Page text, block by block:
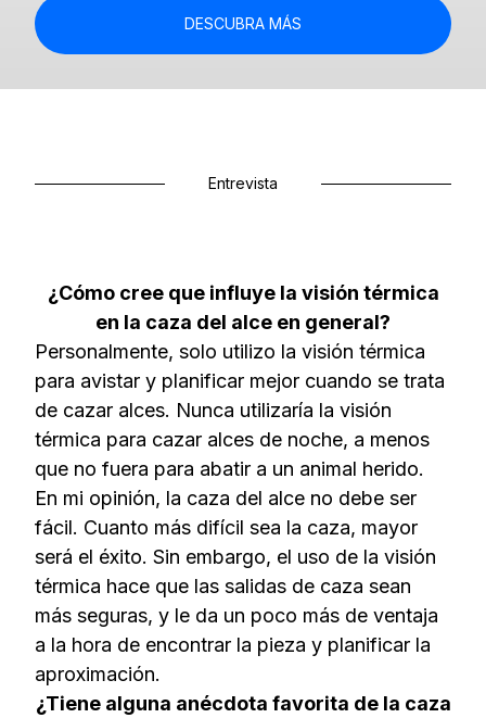
DESCUBRA MÁS
Entrevista
¿Cómo cree que influye la visión térmica
en la caza del alce en general?
Personalmente, solo utilizo la visión térmica
para avistar y planificar mejor cuando se trata
de cazar alces. Nunca utilizaría la visión
térmica para cazar alces de noche, a menos
que no fuera para abatir a un animal herido.
En mi opinión, la caza del alce no debe ser
fácil. Cuanto más difícil sea la caza, mayor
será el éxito. Sin embargo, el uso de la visión
térmica hace que las salidas de caza sean
más seguras, y le da un poco más de ventaja
a la hora de encontrar la pieza y planificar la
aproximación.
¿Tiene alguna anécdota favorita de la caza